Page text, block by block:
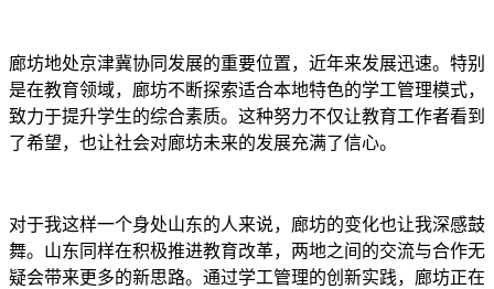
廊坊地处京津冀协同发展的重要位置，近年来发展迅速。特别
是在教育领域，廊坊不断探索适合本地特色的学工管理模式，
致力于提升学生的综合素质。这种努力不仅让教育工作者看到
了希望，也让社会对廊坊未来的发展充满了信心。
对于我这样一个身处山东的人来说，廊坊的变化也让我深感鼓
舞。山东同样在积极推进教育改革，两地之间的交流与合作无
疑会带来更多的新思路。通过学工管理的创新实践，廊坊正在